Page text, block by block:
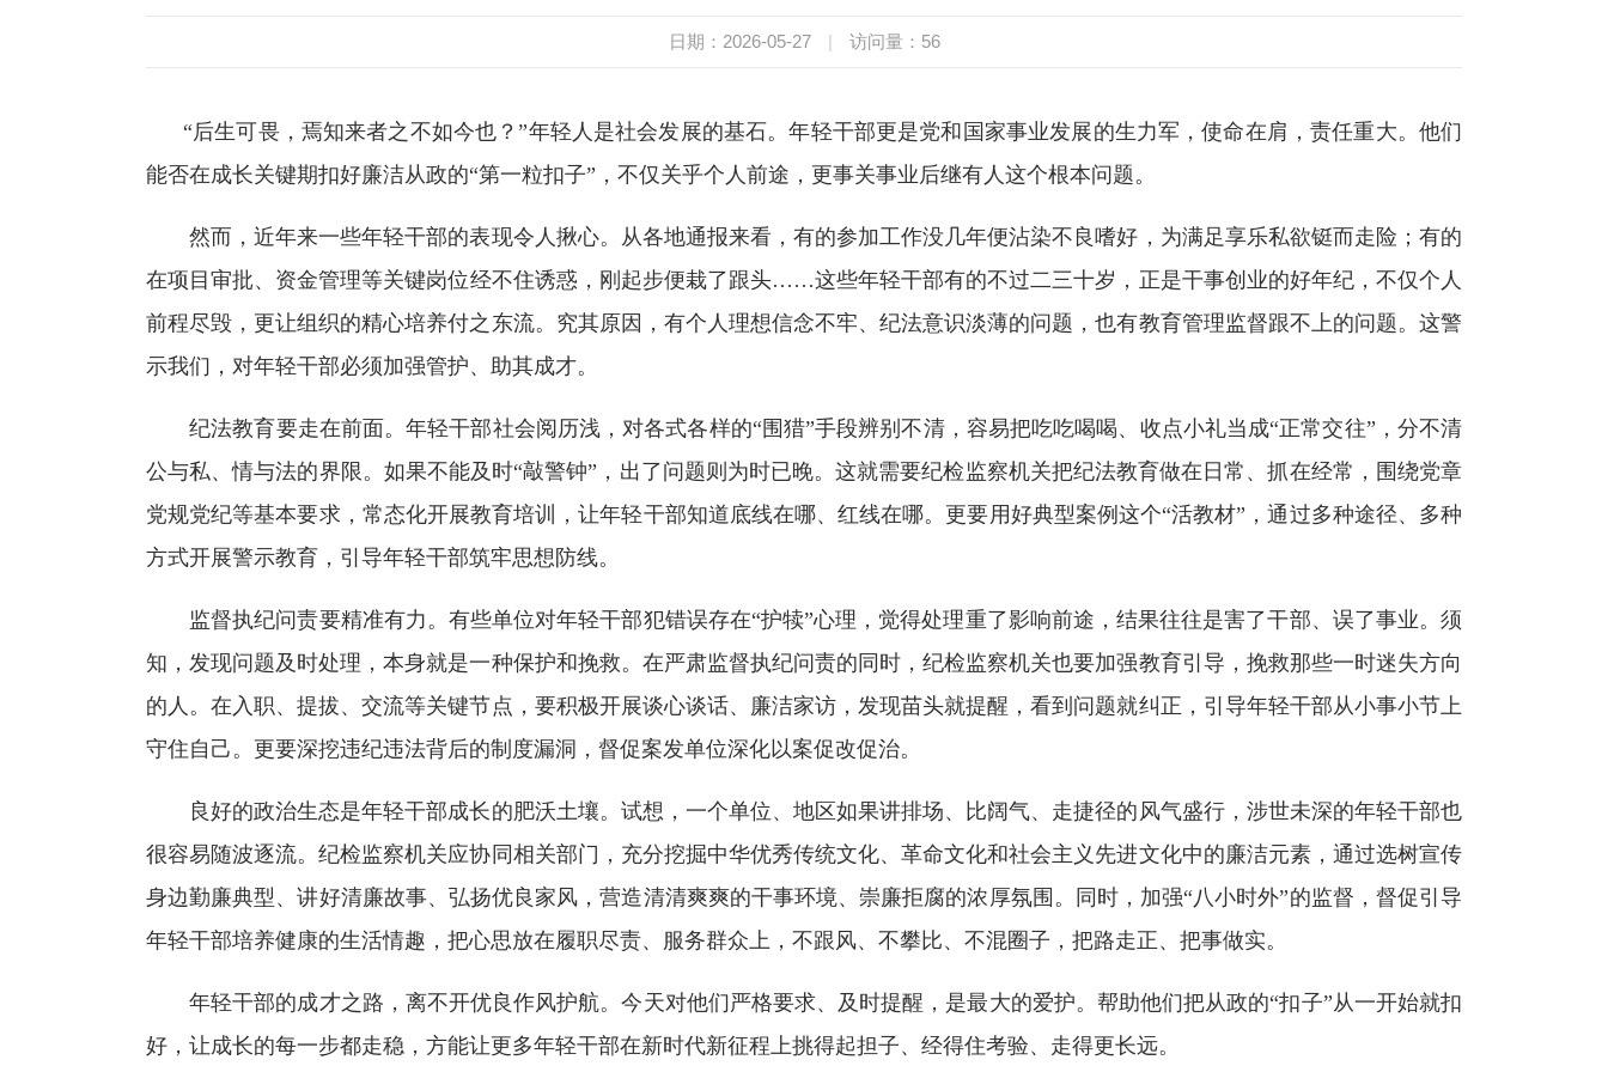
日期：2026-05-27 | 访问量： 56
“后生可畏，焉知来者之不如今也？”年轻人是社会发展的基石。年轻干部更是党和国家事业发展的生力军，使命在肩，责任重大。他们
能否在成长关键期扣好廉洁从政的“第一粒扣子”，不仅关乎个人前途，更事关事业后继有人这个根本问题。
然而，近年来一些年轻干部的表现令人揪心。从各地通报来看，有的参加工作没几年便沾染不良嗜好，为满足享乐私欲铤而走险；有的
在项目审批、资金管理等关键岗位经不住诱惑，刚起步便栽了跟头……这些年轻干部有的不过二三十岁，正是干事创业的好年纪，不仅个人
前程尽毁，更让组织的精心培养付之东流。究其原因，有个人理想信念不牢、纪法意识淡薄的问题，也有教育管理监督跟不上的问题。这警
示我们，对年轻干部必须加强管护、助其成才。
纪法教育要走在前面。年轻干部社会阅历浅，对各式各样的“围猎”手段辨别不清，容易把吃吃喝喝、收点小礼当成“正常交往”，分不清
公与私、情与法的界限。如果不能及时“敲警钟”，出了问题则为时已晚。这就需要纪检监察机关把纪法教育做在日常、抓在经常，围绕党章
党规党纪等基本要求，常态化开展教育培训，让年轻干部知道底线在哪、红线在哪。更要用好典型案例这个“活教材”，通过多种途径、多种
方式开展警示教育，引导年轻干部筑牢思想防线。
监督执纪问责要精准有力。有些单位对年轻干部犯错误存在“护犊”心理，觉得处理重了影响前途，结果往往是害了干部、误了事业。须
知，发现问题及时处理，本身就是一种保护和挽救。在严肃监督执纪问责的同时，纪检监察机关也要加强教育引导，挽救那些一时迷失方向
的人。在入职、提拔、交流等关键节点，要积极开展谈心谈话、廉洁家访，发现苗头就提醒，看到问题就纠正，引导年轻干部从小事小节上
守住自己。更要深挖违纪违法背后的制度漏洞，督促案发单位深化以案促改促治。
良好的政治生态是年轻干部成长的肥沃土壤。试想，一个单位、地区如果讲排场、比阔气、走捷径的风气盛行，涉世未深的年轻干部也
很容易随波逐流。纪检监察机关应协同相关部门，充分挖掘中华优秀传统文化、革命文化和社会主义先进文化中的廉洁元素，通过选树宣传
身边勤廉典型、讲好清廉故事、弘扬优良家风，营造清清爽爽的干事环境、崇廉拒腐的浓厚氛围。同时，加强“八小时外”的监督，督促引导
年轻干部培养健康的生活情趣，把心思放在履职尽责、服务群众上，不跟风、不攀比、不混圈子，把路走正、把事做实。
年轻干部的成才之路，离不开优良作风护航。今天对他们严格要求、及时提醒，是最大的爱护。帮助他们把从政的“扣子”从一开始就扣
好，让成长的每一步都走稳，方能让更多年轻干部在新时代新征程上挑得起担子、经得住考验、走得更长远。